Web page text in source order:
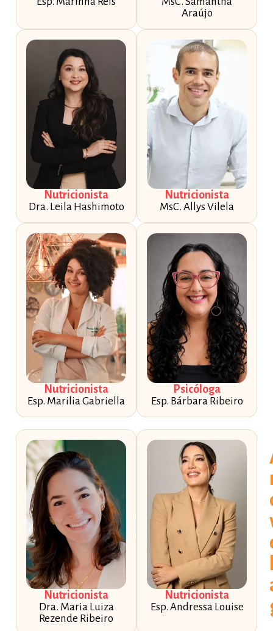
Araújo
Nutricionista
Dra. Leila Hashimoto
Nutricionista
MsC. Allys Vilela
Nutricionista
Esp. Marilia Gabriella
Psicóloga
Esp. Bárbara Ribeiro
Nutricionista
Dra. Maria Luiza
Rezende Ribeiro
Nutricionista
Esp. Andressa Louise